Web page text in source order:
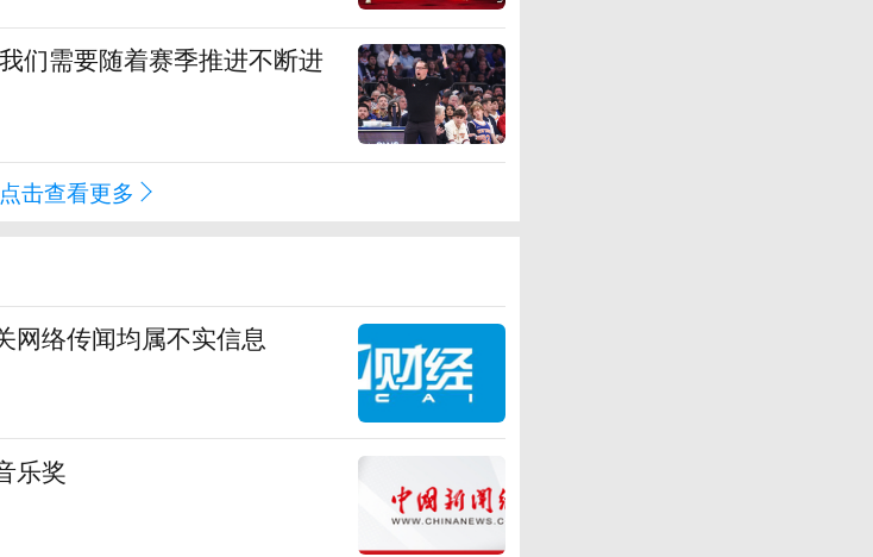
们需要随着赛季推进不断进
点击查看更多
网络传闻均属不实信息
乐奖